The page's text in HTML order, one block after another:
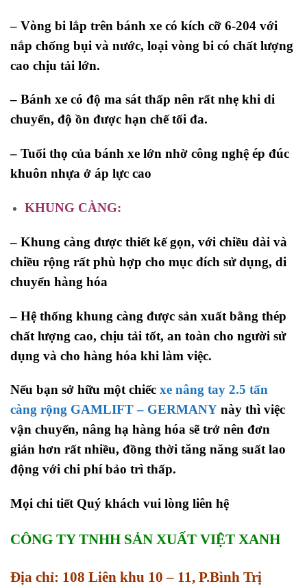
– Vòng bi lắp trên bánh xe có kích cỡ 6-204 với
nắp chống bụi và nước, loại vòng bi có chất lượng
cao chịu tải lớn.
– Bánh xe có độ ma sát thấp nên rất nhẹ khi di
chuyển, độ ồn được hạn chế tối đa.
– Tuổi thọ của bánh xe lớn nhờ công nghệ ép đúc
khuôn nhựa ở áp lực cao
KHUNG CÀNG:
– Khung càng được thiết kế gọn, với chiều dài và
chiều rộng rất phù hợp cho mục đích sử dụng, di
chuyển hàng hóa
– Hệ thống khung càng được sản xuất bằng thép
chất lượng cao, chịu tải tốt, an toàn cho người sử
dụng và cho hàng hóa khi làm việc.
Nếu bạn sở hữu một chiếc xe nâng tay 2.5 tấn
càng rộng GAMLIFT – GERMANY này thì việc
vận chuyển, nâng hạ hàng hóa sẽ trở nên đơn
giản hơn rất nhiều, đồng thời tăng năng suất lao
động với chi phí bảo trì thấp.
Mọi chi tiết Quý khách vui lòng liên hệ
CÔNG TY TNHH SẢN XUẤT VIỆT XANH
Địa chỉ: 108 Liên khu 10 – 11, P.Bình Trị